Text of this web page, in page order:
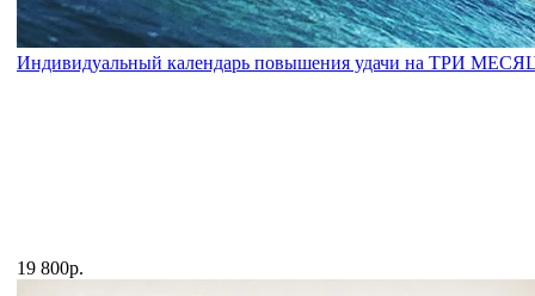
Индивидуальный календарь повышения удачи на ТРИ
19 800р.